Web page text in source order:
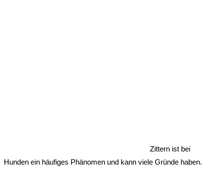
Zittern ist bei
Hunden ein häufiges Phänomen und kann viele Gründe haben.